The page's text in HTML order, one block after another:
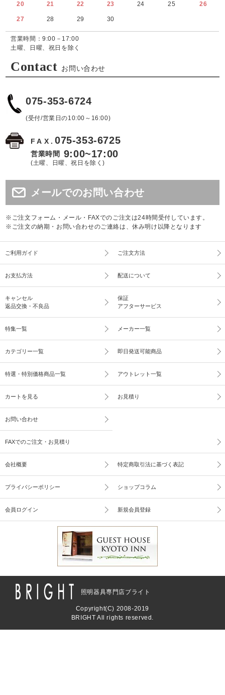
20 21 22 23 24 25 26
27 28 29 30
営業時間：9:00－17:00
土曜、日曜、祝日を除く
Contact お問い合わせ
075-353-6724
(受付/営業日の10:00～16:00)
FAX.075-353-6725
営業時間 9:00~17:00
(土曜、日曜、祝日を除く)
メールでのお問い合わせ
※ご注文フォーム・メール・FAXでのご注文は24時間受付しています。
※ご注文の納期・お問い合わせのご連絡は、休み明け以降となります
ご利用ガイド ご注文方法
お支払方法 配送について
キャンセル
返品交換・不良品
保証
アフターサービス
特集一覧 メーカー一覧
カテゴリー一覧 即日発送可能商品
特選・特別価格商品一覧 アウトレット一覧
カートを見る お見積り
お問い合わせ
FAXでのご注文・お見積り
会社概要 特定商取引法に基づく表記
プライバシーポリシー ショップコラム
会員ログイン 新規会員登録
照明器具専門店ブライト
Copyright(C) 2008-2019
BRIGHT All rights reserved.